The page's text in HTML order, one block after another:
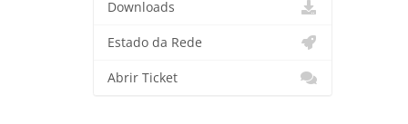
Downloads
Estado da Rede
Abrir Ticket